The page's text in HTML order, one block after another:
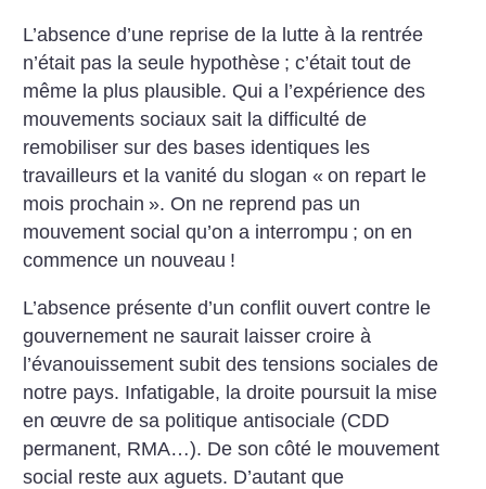
L’absence d’une reprise de la lutte à la rentrée
n’était pas la seule hypothèse ; c’était tout de
même la plus plausible. Qui a l’expérience des
mouvements sociaux sait la difficulté de
remobiliser sur des bases identiques les
travailleurs et la vanité du slogan « on repart le
mois prochain ». On ne reprend pas un
mouvement social qu’on a interrompu ; on en
commence un nouveau !
L’absence présente d’un conflit ouvert contre le
gouvernement ne saurait laisser croire à
l’évanouissement subit des tensions sociales de
notre pays. Infatigable, la droite poursuit la mise
en œuvre de sa politique antisociale (CDD
permanent, RMA…). De son côté le mouvement
social reste aux aguets. D’autant que